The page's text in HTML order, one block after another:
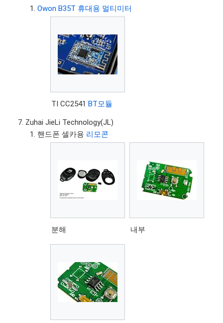
Owon B35T 휴대용 멀티미터
TI CC2541BT모듈
Zuhai JieLi Technology(JL)
핸드폰 셀카용 리모콘
분해 내부